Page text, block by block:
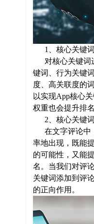
1、核心关键词
对核心关键词
键词、行为关键
度、高关联度的
以实现App核心
权重也会提升排名
2、核心关键词
在文字评论中
率地出现，既能
的可能性，又能
名。当我们对评
关键词添加到评
的正向作用。